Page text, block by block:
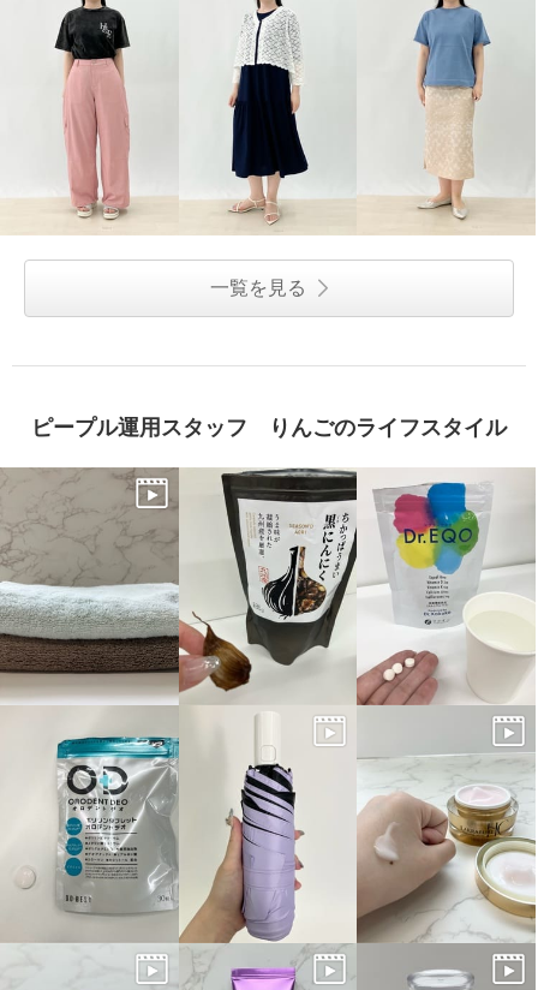
一覧を見る
ピープル運用スタッフ りんごのライフスタイル